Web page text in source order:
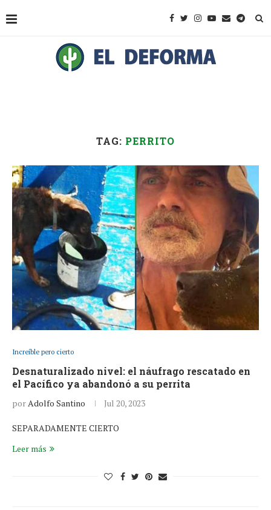
TAG: PERRITO
Increíble pero cierto
Desnaturalizado nivel: el náufrago rescatado en
el Pacífico ya abandonó a su perrita
porAdolfo Santino Jul 20, 2023
SEPARADAMENTE CIERTO
Leer más